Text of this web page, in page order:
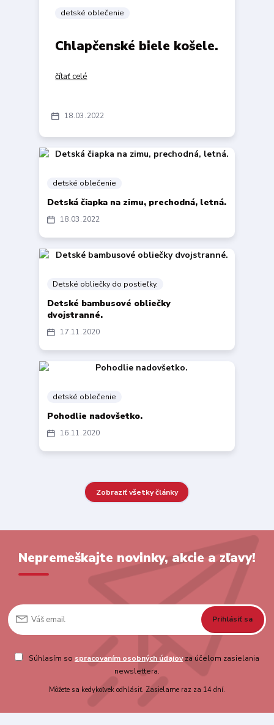
18 03 2022
detské oblečenie
Chlapčenské biele košele.
čítať celé
18 03 2022
detské oblečenie
Detská čiapka na zimu, prechodná, letná.
17 11 2020
Detské obliečky do postieľky.
Detské bambusové obliečky
dvojstranné.
16 11 2020
detské oblečenie
Pohodlie nadovšetko.
Zobraziť všetky články
Nepremeškajte novinky, akcie a zľavy!
Prihlásiť sa
Súhlasím so spracovaním osobných údajovza účelom zasielania
newslettera.
Môžete sa kedykoľvek odhlásiť. Zasielame raz za 14 dní.